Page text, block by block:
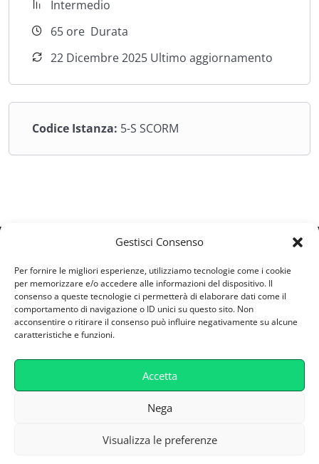
Gestisci Consenso
Per fornire le migliori esperienze, utilizziamo tecnologie come i cookie
per memorizzare e/o accedere alle informazioni del dispositivo. Il
consenso a queste tecnologie ci permetterà di elaborare dati come il
comportamento di navigazione o ID unici su questo sito. Non
acconsentire o ritirare il consenso può influire negativamente su alcune
caratteristiche e funzioni.
Accetta
Nega
Visualizza le preferenze
Intermedio
65 ore Durata
22 Dicembre 2025 Ultimo aggiornamento
Codice Istanza: 5-S SCORM
ESV S.R.L
Via Castellana 164/A - 30174 - Zelarino (VE)
Partita IVA: 04746800277
supporto@retefad.it
Cookie Policy
Caratteristiche Tecniche